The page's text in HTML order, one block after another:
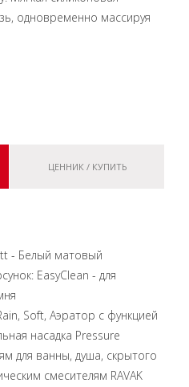
одновременно массируя
ЦЕННИК / КУПИТЬ
- Белый матовый
EasyClean - для
Soft, Аэратор с функцией
насадка Pressure
для ванны, душа, скрытого
смесителям RAVAK